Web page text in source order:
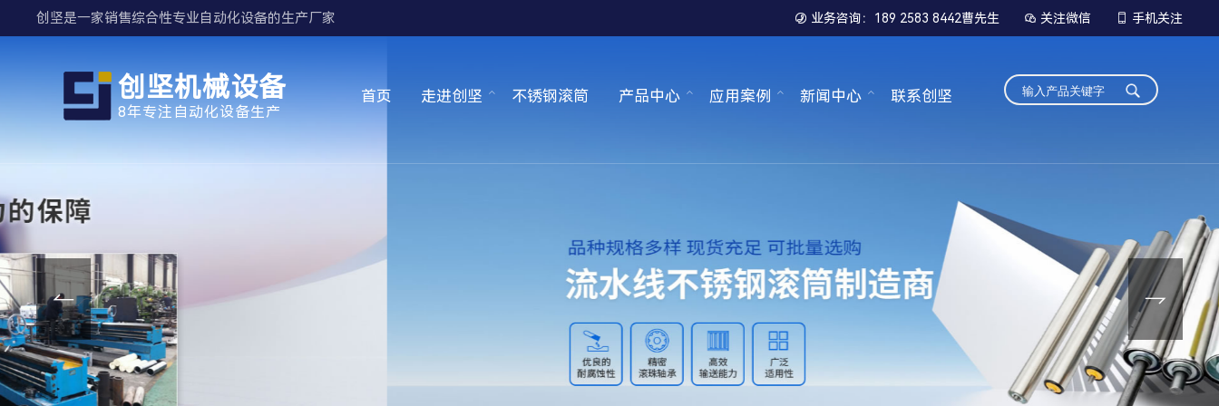
创坚是一家销售综合性专业自动化设备的生产厂家  业务咨询：189 2583 8442曹先生  关注微信  手机关注
创坚机械设备
8年专注自动化设备生产
首页 走进创坚 不锈钢滚筒 产品中心 应用案例 新闻中心 联系创坚
 